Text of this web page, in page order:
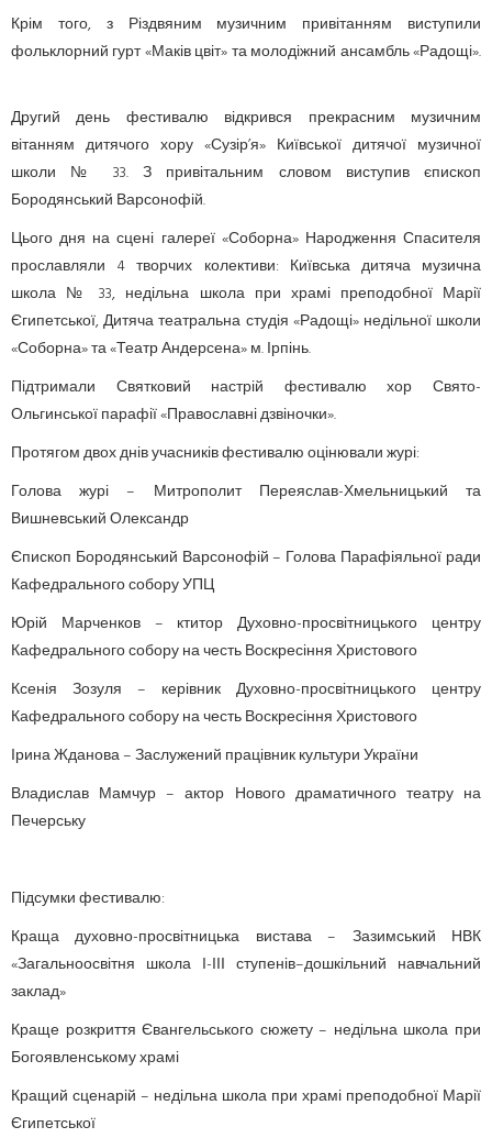
Крім того, з Різдвяним музичним привітанням виступили
фольклорний гурт «Маків цвіт» та молодіжний ансамбль «Радощі».
Другий день фестивалю відкрився прекрасним музичним
вітанням дитячого хору «Сузір’я» Київської дитячої музичної
школи № 33. З привітальним словом виступив єпископ
Бородянський Варсонофій.
Цього дня на сцені галереї «Соборна» Народження Спасителя
прославляли 4 творчих колективи: Київська дитяча музична
школа № 33, недільна школа при храмі преподобної Марії
Єгипетської, Дитяча театральна студія «Радощі» недільної школи
«Соборна» та «Театр Андерсена» м. Ірпінь.
Підтримали Святковий настрій фестивалю хор Свято-
Ольгинської парафії «Православні дзвіночки».
Протягом двох днів учасників фестивалю оцінювали журі:
Голова журі – Митрополит Переяслав-Хмельницький та
Вишневський Олександр
Єпископ Бородянський Варсонофій – Голова Парафіяльної ради
Кафедрального собору УПЦ
Юрій Марченков – ктитор Духовно-просвітницького центру
Кафедрального собору на честь Воскресіння Христового
Ксенія Зозуля – керівник Духовно-просвітницького центру
Кафедрального собору на честь Воскресіння Христового
Ірина Жданова – Заслужений працівник культури України
Владислав Мамчур – актор Нового драматичного театру на
Печерську
Підсумки фестивалю:
Краща духовно-просвітницька вистава – Зазимський НВК
«Загальноосвітня школа І-ІІІ ступенів–дошкільний навчальний
заклад»
Краще розкриття Євангельського сюжету – недільна школа при
Богоявленському храмі
Кращий сценарій – недільна школа при храмі преподобної Марії
Єгипетської